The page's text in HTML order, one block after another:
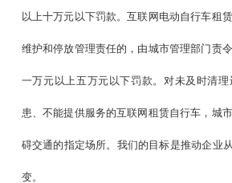
以上十万元以下罚款。互联网电动自行车租
维护和停放管理责任的，由城市管理部门责
一万元以上五万元以下罚款。对未及时清
患、不能提供服务的互联网租赁自行车，城
碍交通的指定场所。我们的目标是推动企业从
变。